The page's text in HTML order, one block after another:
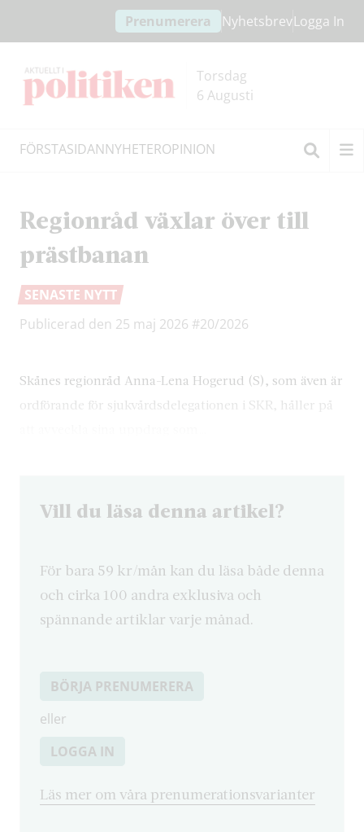
innehållet
headern
Prenumerera NyhetsbrevLogga In
Torsdag
6 Augusti
FÖRSTASIDANNYHETEROPINION
Regionråd växlar över till
prästbanan
SENASTE NYTT
Publicerad den 25 maj 2026 #20/2026
Skånes regionråd Anna-Lena Hogerud (S), som även är
ordförande för sjukvårdsdelegationen i SKR, håller på
Vill du läsa denna artikel?
För bara 59 kr/mån kan du läsa både denna
och cirka 100 andra exklusiva och
spännande artiklar varje månad.
BÖRJA PRENUMERERA
eller
LOGGA IN
Läs mer om våra prenumerationsvarianter